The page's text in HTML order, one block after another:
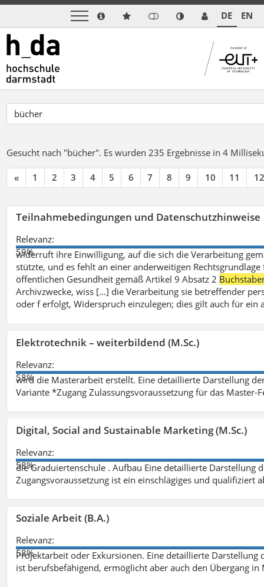
DE EN
Gesucht nach "bücher". Es wurden 235 Ergebnisse in 4
« 1 2 3 4 5 6 7 8 9 10 11 12
Teilnahmebedingungen und Datenschutzhinweise
Relevanz:
59%
widerruft ihre Einwilligung, auf die sich die Verarbeitung
stützte, und es fehlt an einer anderweitigen
öffentlichen Gesundheit gemäß Artikel 9 Absatz 2
Archivzwecke, wiss [...] die Verarbeitung sie betreffender
oder f erfolgt, Widerspruch einzulegen; dies gilt auch für ein
Elektrotechnik – weiterbildend (M.Sc.)
Relevanz:
58%
wird die Masterarbeit erstellt. Eine detaillierte Darstellung
Variante *Zugang Zulassungsvoraussetzung für das Master-
Digital, Social and Sustainable Marketing (M.Sc.)
Relevanz:
58%
die Graduiertenschule . Aufbau Eine detaillierte Darstellung
Zugangsvoraussetzung ist ein einschlägiges und qualifiziert
Soziale Arbeit (B.A.)
Relevanz:
58%
Projektarbeit oder Exkursionen. Eine detaillierte
ist berufsbefähigend, ermöglicht aber auch den Übergang in